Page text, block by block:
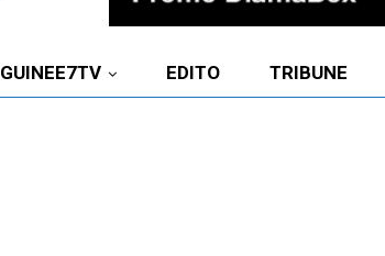
GUINEE7TV EDITO TRIBUNE